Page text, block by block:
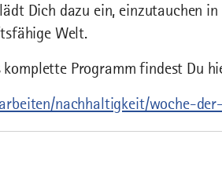
Dich dazu ein, einzutauchen
Welt.
Programm findest Du
nachhaltigkeit/woche-